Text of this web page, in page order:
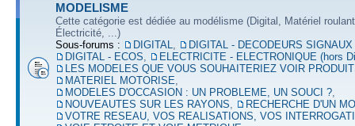
MODELISME
Cette catégorie est dédiée au modélisme (Digital, Matériel
Électricité, ...)
Sous-forums :
DIGITAL,
DIGITAL - DECODEURS
DIGITAL - ECOS,
ELECTRICITE - ELECTRONIQUE (hors
LES MODELES QUE VOUS SOUHAITERIEZ VOIR
MATERIEL MOTORISE,
MODELES D'OCCASION : UN PROBLEME, UN SOUCI ?,
NOUVEAUTES SUR LES RAYONS,
RECHERCHE D'UN
VOTRE RESEAU, VOS REALISATIONS, VOS